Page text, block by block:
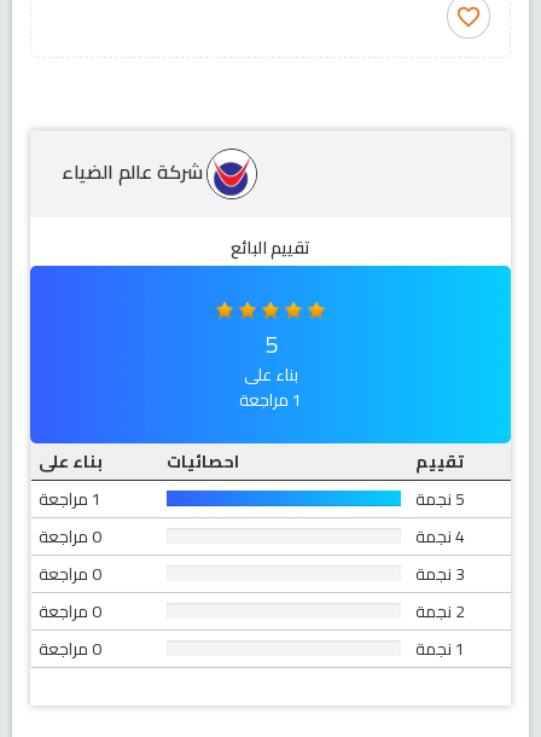
favorite_border
شركة عالم الضياء
تقييم البائع
5
بناء على
1 مراجعة
تقييم
احصائيات
بناء على
5 نجمة
1 مراجعة
4 نجمة
0 مراجعة
3 نجمة
0 مراجعة
2 نجمة
0 مراجعة
1 نجمة
0 مراجعة